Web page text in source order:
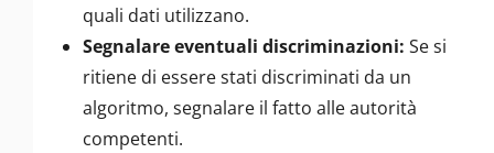
quali dati utilizzano.
Segnalare eventuali discriminazioni: Se si
ritiene di essere stati discriminati da un
algoritmo, segnalare il fatto alle autorità
competenti.